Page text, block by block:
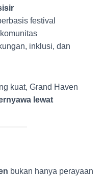
festival
inklusi, dan
kuat, Grand Haven
lewat
bukan hanya perayaan